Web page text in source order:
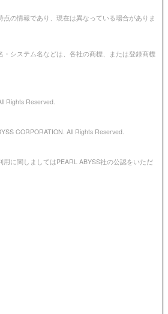
の情報であり、現在は異なっている場合がありま
・システム名などは、各社の商標、または登録商標
Rights Reserved.
CORPORATION. All Rights Reserved.
に関しましてはPEARL ABYSS社の公認をいただ